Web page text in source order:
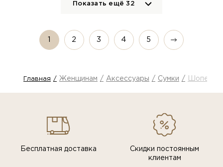
Показать ещё32
1 2 3 4 5
Главная Женщинам Аксессуары Сумки Шопери
Бесплатная доставка
Скидки постоянным
клиентам